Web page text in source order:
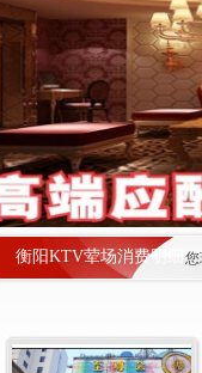
衡阳KTV荤场消费明细